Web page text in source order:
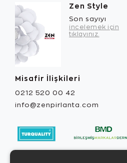
Zen Style
Son sayıyı
incelemek için
tıklayınız.
Misafir İlişkileri
0212 520 00 42
info@zenpirlanta.com